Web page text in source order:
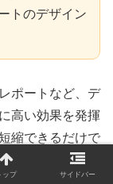
トのデザイン
ポートなど、デ
高い効果を発揮
縮できるだけで
プロフェッショ
ップ サイドバー